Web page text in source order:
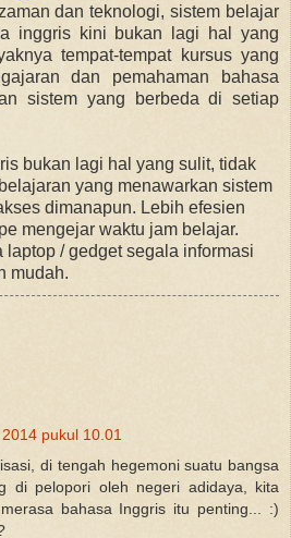
dan teknologi, sistem belajar
inggris kini bukan lagi hal yang
tempat-tempat kursus yang
dan pemahaman bahasa
sistem yang berbeda di setiap
bukan lagi hal yang sulit, tidak
yang menawarkan sistem
dimanapun. Lebih efesien
mengejar waktu jam belajar.
laptop / gedget segala informasi
mudah.
pukul 10.01
di tengah hegemoni suatu bangsa
di pelopori oleh negeri adidaya, kita
bahasa Inggris itu penting... :)